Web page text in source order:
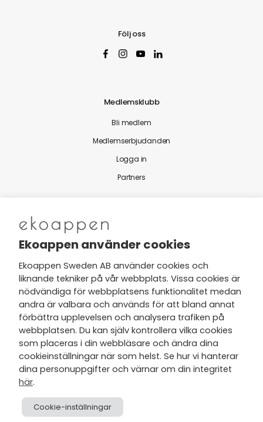
Följ oss
Medlemsklubb
Bli medlem
Medlemserbjudanden
Logga in
Partners
Nytt från Ekoappen
Jag har tagit del av Ekoappens
personuppgifts- och
integritetspolicyoch tar gärna del
av nyheter, hälsotips och exklusiva
erbjudanden via min e-post.
Ekoappen använder cookies
Ekoappen Sweden AB använder cookies och
liknande tekniker på vår webbplats. Vissa cookies är
nödvändiga för webbplatsens funktionalitet medan
andra är valbara och används för att bland annat
förbättra upplevelsen och analysera trafiken på
webbplatsen. Du kan själv kontrollera vilka cookies
som placeras i din webbläsare och ändra dina
cookieinställningar när som helst. Se hur vi hanterar
dina personuppgifter och värnar om din integritet
här.
Cookie-inställningar